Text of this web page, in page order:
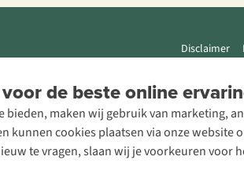
de beste online
bieden, maken wij gebruik van marketing,
kunnen cookies plaatsen via onze website
te vragen, slaan wij je voorkeuren
Disclaimer